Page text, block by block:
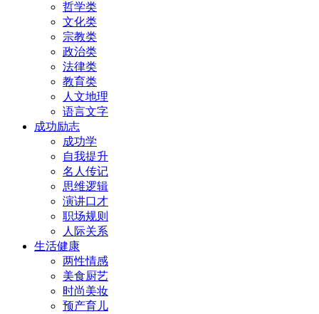
哲学类
文化类
宗教类
政治类
法律类
教育类
人文地理
语言文字
成功励志
成功学
自我提升
名人传记
思维逻辑
演讲口才
职场规则
人际关系
生活健康
两性情感
美食厨艺
时尚美妆
预产育儿